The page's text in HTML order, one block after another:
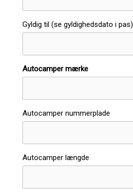
Gyldig til (se gyldighedsdato i pas)
Autocamper mærke
Autocamper nummerplade
Autocamper længde